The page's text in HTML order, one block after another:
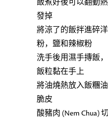
飯煮好後可以翻動
發掉
將涼了的飯拌進碎
粉，鹽和辣椒粉
洗手後用濕手摶飯
飯粒黏在手上
將油燒熱放入飯糰
脆皮
酸豬肉 (Nem Chua)